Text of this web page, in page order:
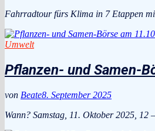
Fahrradtour fürs Klima in 7 Etappen
Umwelt
Pflanzen- und Samen-
von Beate8. September 2025
Wann? Samstag, 11. Oktober 2025,